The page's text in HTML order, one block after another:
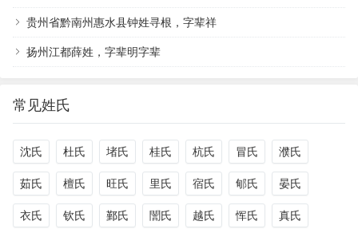
贵州省黔南州惠水县钟姓寻根，字辈祥
扬州江都薛姓，字辈明字辈
常见姓氏
沈氏 杜氏 堵氏 桂氏 杭氏 冒氏 濮氏
茹氏 檀氏 旺氏 里氏 宿氏 郇氏 晏氏
衣氏 钦氏 鄞氏 誾氏 越氏 恽氏 真氏